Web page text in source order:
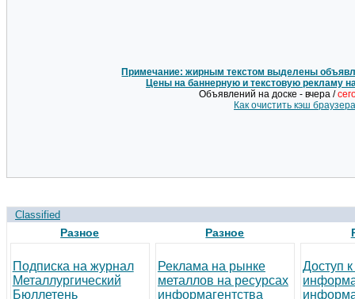
Примечание: жирным текстом выделены
Цены на баннерную и текстовую рекламу
Объявлений на доске - вчера /
Как очистить кэш
Classified
Разное
Подписка на журнал
Металлургический
Бюллетень
Разное
Реклама на рынке
металлов на ресурсах
информагентства
Доступ